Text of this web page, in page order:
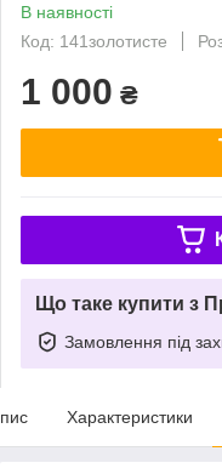
В наявності
Код: 141золотисте
1 000 ₴
Що таке купити з
Замовлення під
Характеристики